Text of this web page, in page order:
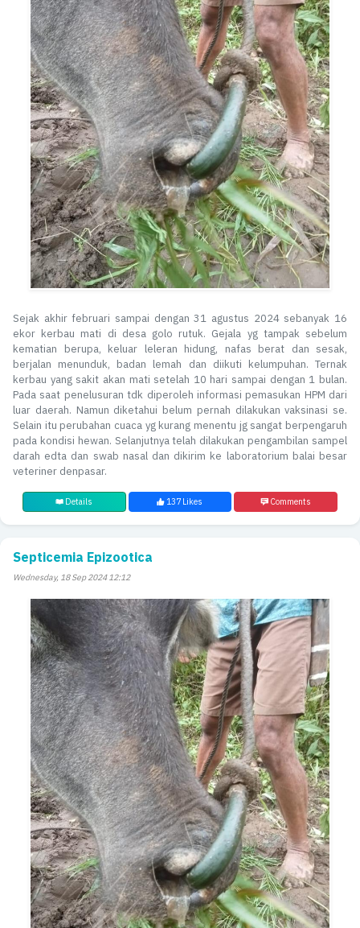
Sejak akhir februari sampai dengan 31 agustus 2024 sebanyak 16
ekor kerbau mati di desa golo rutuk. Gejala yg tampak sebelum
kematian berupa, keluar leleran hidung, nafas berat dan sesak,
berjalan menunduk, badan lemah dan diikuti kelumpuhan. Ternak
kerbau yang sakit akan mati setelah 10 hari sampai dengan 1 bulan.
Pada saat penelusuran tdk diperoleh informasi pemasukan HPM dari
luar daerah. Namun diketahui belum pernah dilakukan vaksinasi se.
Selain itu perubahan cuaca yg kurang menentu jg sangat berpengaruh
pada kondisi hewan. Selanjutnya telah dilakukan pengambilan sampel
darah edta dan swab nasal dan dikirim ke laboratorium balai besar
veteriner denpasar.
Details 137 Likes Comments
Septicemia Epizootica
Wednesday, 18 Sep 2024 12:12